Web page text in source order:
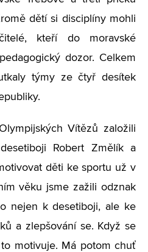
dětí si disciplíny mohli
kteří do moravské
dozor. Celkem
týmy ze čtyř desítek
Vítězů založili
Robert Změlík a
děti ke sportu už v
věku jsme zažili odznak
nejen k desetiboji, ale ke
a zlepšování se. Když se
motivuje. Má potom chuť